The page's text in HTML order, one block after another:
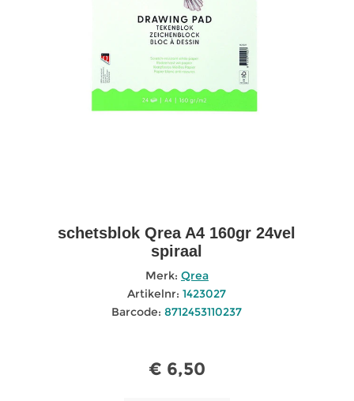
schetsblok Qrea A4 160gr 24vel
spiraal
Merk: Qrea
Artikelnr: 1423027
Barcode: 8712453110237
€ 6,50